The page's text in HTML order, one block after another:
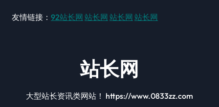
友情链接： 92站长网 站长网 站长网 站长网
站长网
大型站长资讯类网站！ https://www.0833zz.com